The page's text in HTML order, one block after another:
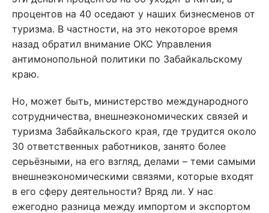
процентов на 40 оседают у наших бизнесменов от
туризма. В частности, на это некоторое время
назад обратил внимание ОКС Управления
антимонопольной политики по Забайкальскому
краю.
Но, может быть, министерство международного
сотрудничества, внешнеэкономических связей и
туризма Забайкальского края, где трудится около
30 ответственных работников, занято более
серьёзными, на его взгляд, делами – теми самыми
внешнеэкономическими связями, которые входят
в его сферу деятельности? Вряд ли. У нас
ежегодно разница между импортом и экспортом